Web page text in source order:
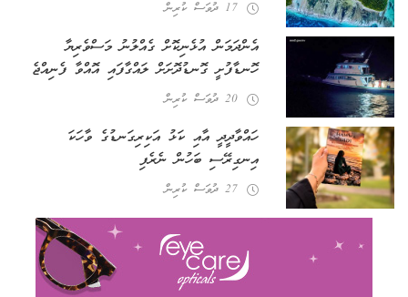
17 ދުވަސް ކުރިން
އެންދަމަން އުޅެނިކޮށް ގެއްލުނު މަސްވެރިޔާ
ހޮނޑާފުށީ ގޮނޑުދޮށަށް ލައްގާފައި އޮއްވާ ފެނިއްޖެ
20 ދުވަސް ކުރިން
ހައްވާދީދީ އާއި ކަޅު އަކިރިގަނޑުގެ ވާހަކަ
އިނގިރޭސި ބަހުން ނެރެފި
27 ދުވަސް ކުރިން